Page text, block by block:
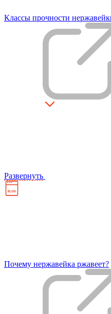
Классы прочности
Развернуть
Почему нержавейка ржавеет?